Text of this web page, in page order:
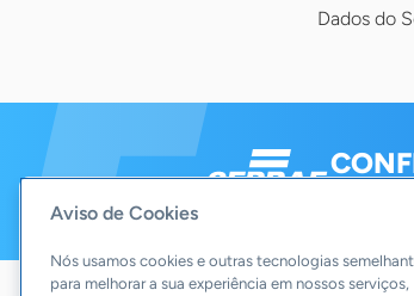
Dados do
Aviso de Cookies
Nós usamos cookies e outras tecnologias
para melhorar a sua experiência em nossos serviços,